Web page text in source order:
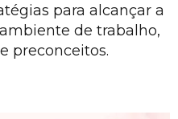
para alcançar a
de trabalho,
preconceitos.